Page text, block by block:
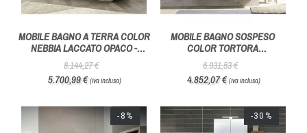
MOBILE BAGNO A TERRA COLOR
NEBBIA LACCATO OPACO -
AZZURRA BAGNI
8.144,27 €
5.700,99 €(iva inclusa)
MOBILE BAGNO SOSPESO
COLOR TORTORA
COMPOSIZIONE 002 - AZZURRA
BAGNI
6.931,53 €
4.852,07 €(iva inclusa)
-8% -30%